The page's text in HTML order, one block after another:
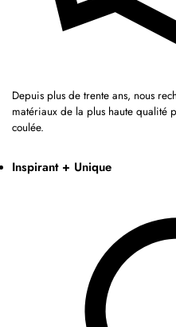
Depuis plus de trente ans, nous
matériaux de la plus haute qualité
coulée.
Inspirant + Unique